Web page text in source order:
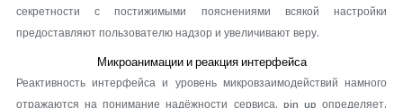
секретности с постижимыми пояснениями всякой настройки
предоставляют пользователю надзор и увеличивают веру.
Микроанимации и реакция интерфейса
Реактивность интерфейса и уровень микровзаимодействий намного
отражаются на понимание надёжности сервиса. pin up определяет,